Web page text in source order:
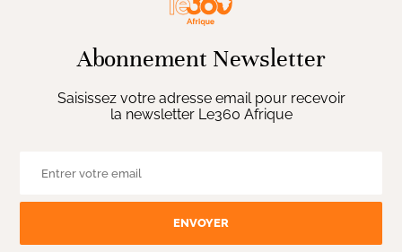
Abonnement Newsletter
Saisissez votre adresse email pour recevoir
la newsletter Le360 Afrique
ENVOYER